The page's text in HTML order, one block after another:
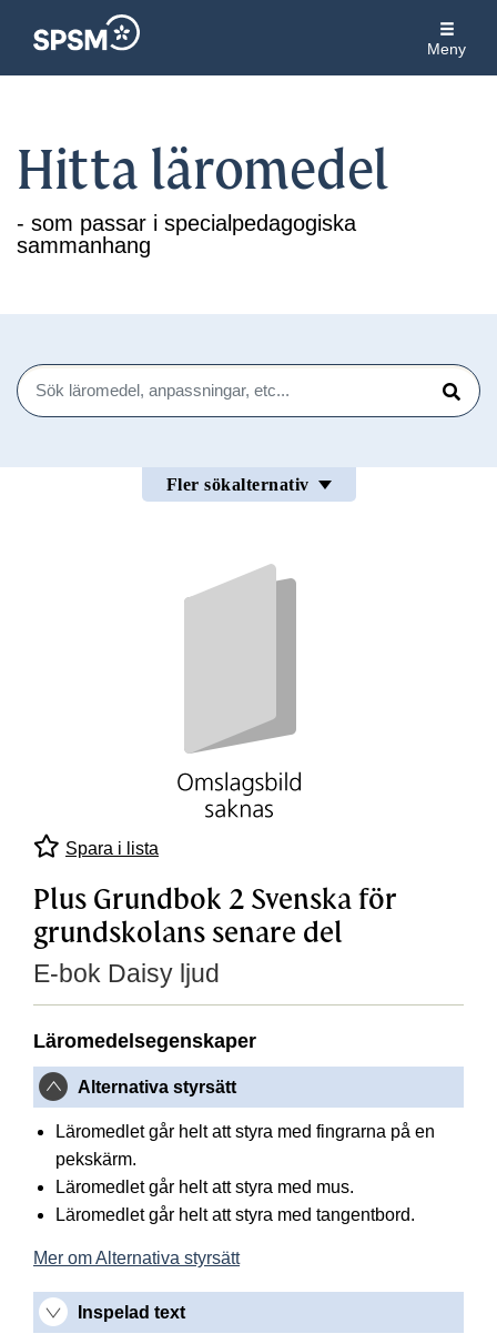
Meny
Hitta läromedel
- som passar i specialpedagogiska
sammanhang
Sök
Sök
Fler sökalternativ
Spara i lista
Plus Grundbok 2 Svenska för
grundskolans senare del
E-bok Daisy ljud
Läromedelsegenskaper
Alternativa styrsätt
Läromedlet går helt att styra med fingrarna på en
pekskärm.
Läromedlet går helt att styra med mus.
Läromedlet går helt att styra med tangentbord.
Mer om Alternativa styrsätt
Inspelad text